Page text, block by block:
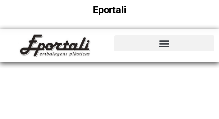
Eportali